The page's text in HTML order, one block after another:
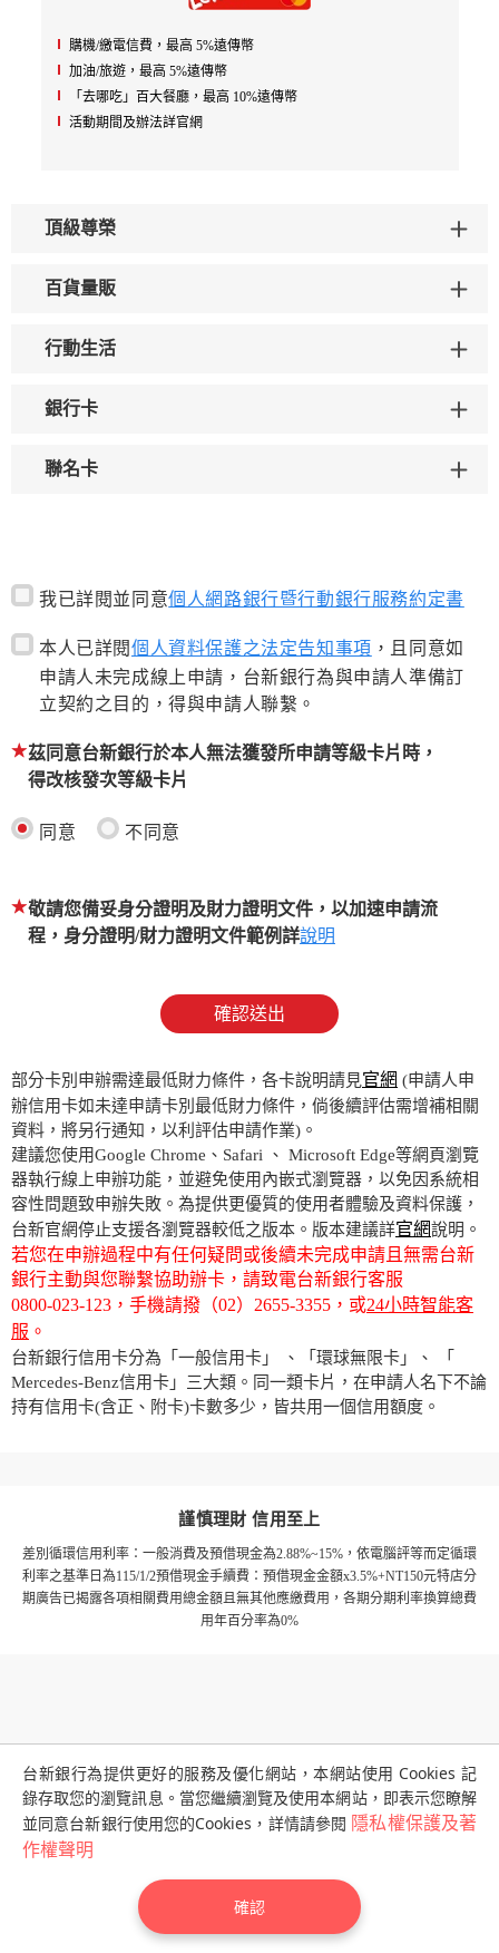
購機/繳電信費，最高 5%遠傳幣
加油/旅遊，最高 5%遠傳幣
「去哪吃」百大餐廳，最高 10%遠傳幣
活動期間及辦法詳官網
頂級尊榮
百貨量販
行動生活
銀行卡
聯名卡
我已詳閱並同意個人網路銀行暨行動銀行服務約定書
本人已詳閱個人資料保護之法定告知事項 ，且同意如
申請人未完成線上申請，台新銀行為與申請人準備訂
立契約之目的，得與申請人聯繫。
茲同意台新銀行於本人無法獲發所申請等級卡片時，
得改核發次等級卡片
同意 不同意
敬請您備妥身分證明及財力證明文件，以加速申請流
程，身分證明/財力證明文件範例詳說明
確認送出
部分卡別申辦需達最低財力條件，各卡說明請見官網 (申請人申
辦信用卡如未達申請卡別最低財力條件，倘後續評估需增補相關
資料，將另行通知，以利評估申請作業)。
建議您使用Google Chrome、Safari 、 Microsoft Edge等網頁瀏覽
器執行線上申辦功能，並避免使用內嵌式瀏覽器，以免因系統相
容性問題致申辦失敗。為提供更優質的使用者體驗及資料保護，
台新官網停止支援各瀏覽器較低之版本。版本建議詳官網說明。
若您在申辦過程中有任何疑問或後續未完成申請且無需台新
銀行主動與您聯繫協助辦卡，請致電台新銀行客服
0800-023-123 ，手機請撥 （02）2655-3355 ，或24小時智能客
服 。
台新銀行信用卡分為「一般信用卡」 、「環球無限卡」、 「
Mercedes-Benz信用卡」三大類。同一類卡片，在申請人名下不論
持有信用卡(含正、附卡)卡數多少，皆共用一個信用額度。
謹慎理財 信用至上
差別循環信用利率：一般消費及預借現金為2.88%~15%，依電腦評等而定循環
利率之基準日為115/1/2預借現金手續費：預借現金金額x3.5%+NT150元特店分
期廣告已揭露各項相關費用總金額且無其他應繳費用，各期分期利率換算總費
用年百分率為0%
台新銀行為提供更好的服務及優化網站，本網站使用 Cookies 記
錄存取您的瀏覽訊息。當您繼續瀏覽及使用本網站，即表示您瞭解
並同意台新銀行使用您的Cookies，詳情請參閱 隱私權保護及著
作權聲明
確認